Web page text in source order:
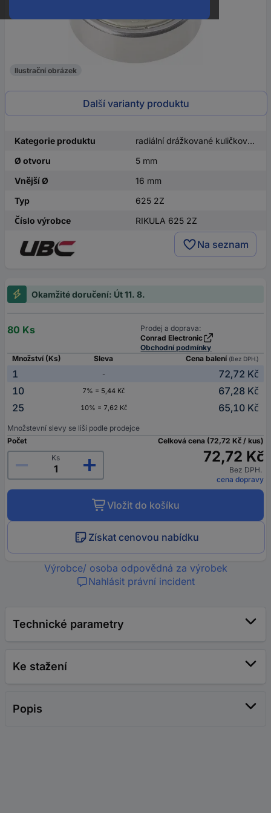
Ilustrační obrázek
Další varianty produktu
Kategorie produktu
radiální drážkované kuličkové ložisko
Ø otvoru
5 mm
Vnější Ø
16 mm
Typ
625 2Z
Číslo výrobce
RIKULA 625 2Z
Na seznam
Okamžité doručení: Út 11. 8.
80 Ks
Prodej a doprava:
Conrad Electronic
Obchodní podmínky
Množství (Ks)
Sleva Cena balení (Bez DPH.)
1 -
72,72 Kč
10
7% = 5,44 Kč
67,28 Kč
25
10% = 7,62 Kč 65,10 Kč
Množstevní slevy se liší podle prodejce
Počet
Ks
Celková cena (72,72 Kč / kus)
72,72 Kč
Bez DPH.
cena dopravy
Vložit do košíku
Získat cenovou nabídku
Výrobce/ osoba odpovědná za výrobek
Nahlásit právní incident
Technické parametry
Ke stažení
Popis